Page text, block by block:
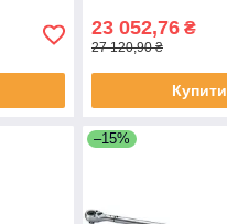
23 052,76 ₴
27 120,90 ₴
Купити
–15%